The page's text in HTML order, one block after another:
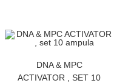
DNA & MPC
ACTIVATOR , SET 10